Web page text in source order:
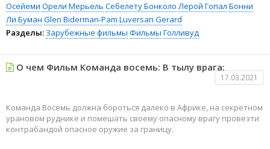
Осейеми Орели Мерьель Себелету Бонколо Лерой Гопал Бонни
Ли Буман Glen Biderman-Pam Luversan Gerard
Разделы: Зарубежные фильмы Фильмы Голливуд
О чем Фильм Команда восемь: В тылу врага:
17.03.2021
Команда Восемь должна бороться далеко в Африке, на секретном
урановом руднике и помешать своему опасному врагу провезти
контрабандой опасное оружие за границу.